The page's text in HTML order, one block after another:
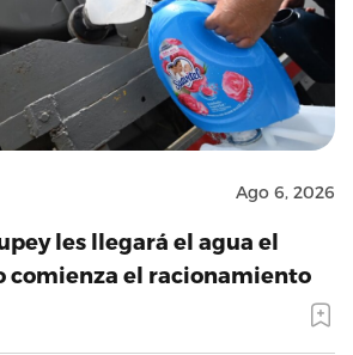
Ago 6, 2026
les llegará el agua el
comienza el racionamiento